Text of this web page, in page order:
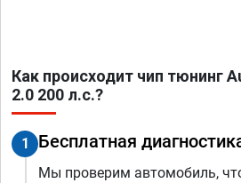
Как происходит чип тюнинг
2.0 200 л.с.?
1 Бесплатная
Мы проверим автомобиль,